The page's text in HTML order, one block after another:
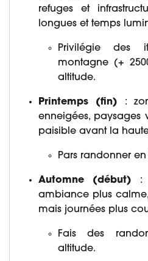
refuges et
longues et temps
Privilégie des
montagne (+
altitude.
Printemps (fin) :
enneigées, paysages
paisible avant la
Pars randonner
Automne (début) :
ambiance plus
mais journées plus
Fais des
altitude.